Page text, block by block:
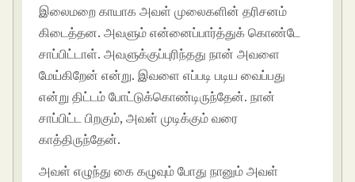
இலைமறை காயாக அவள் முலைகளின் தரிசனம்
கிடைத்தன. அவளும் என்னைப்பார்த்துக் கொண்டே
சாப்பிட்டாள். அவளுக்குப்புரிந்தது நான் அவளை
மேய்கிறேன் என்று. இவளை எப்படி படிய வைப்பது
என்று திட்டம் போட்டுக்கொண்டிருந்தேன். நான்
சாப்பிட்ட பிறகும், அவள் முடிக்கும் வரை
காத்திருந்தேன்.
அவள் எழுந்து கை கழுவும் போது நானும் அவள்